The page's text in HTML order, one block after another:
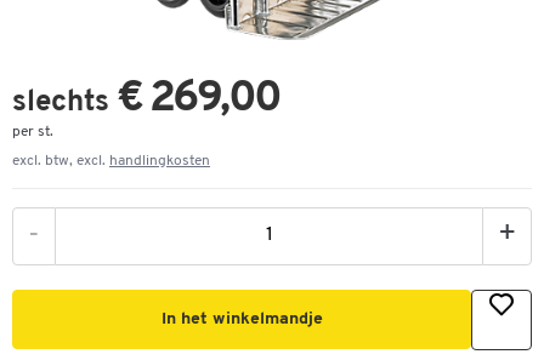
slechts € 269,00
per st.
excl. btw, excl. handlingkosten
- +
In het winkelmandje